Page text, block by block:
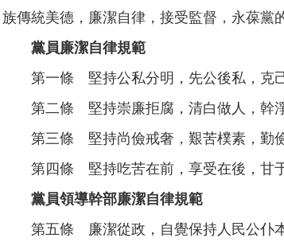
族傳統美德，廉潔自律，接受監督，永葆黨
黨員廉潔自律規範
第一條 堅持公私分明，先公後私，克己
第二條 堅持崇廉拒腐，清白做人，幹淨
第三條 堅持尚儉戒奢，艱苦樸素，勤儉
第四條 堅持吃苦在前，享受在後，甘于
黨員領導幹部廉潔自律規範
第五條 廉潔從政，自覺保持人民公仆本